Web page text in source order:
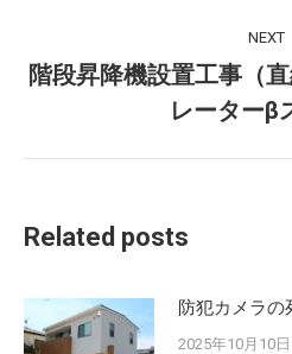
NEXT
階段昇降機設置工事（
レーターβ
Related posts
防犯カメラの
2025年10月10日